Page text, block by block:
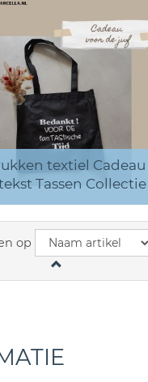
textiel Cadeau
Tassen Collectie
op